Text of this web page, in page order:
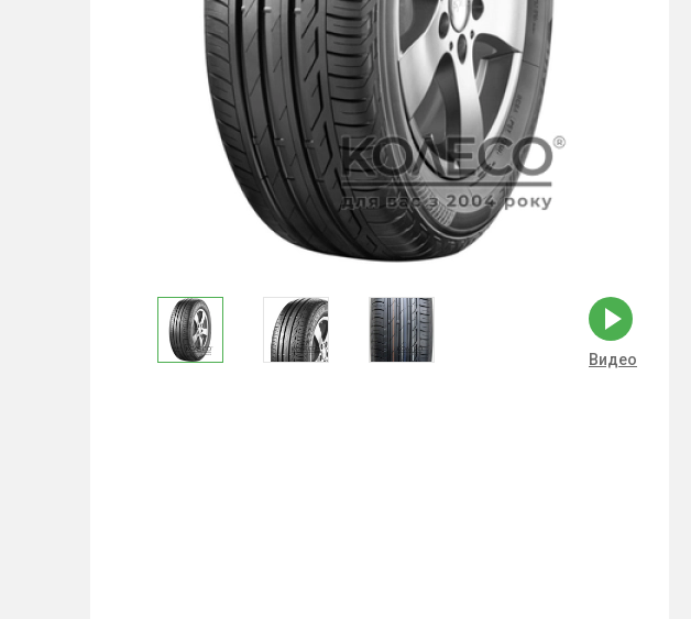
Видео